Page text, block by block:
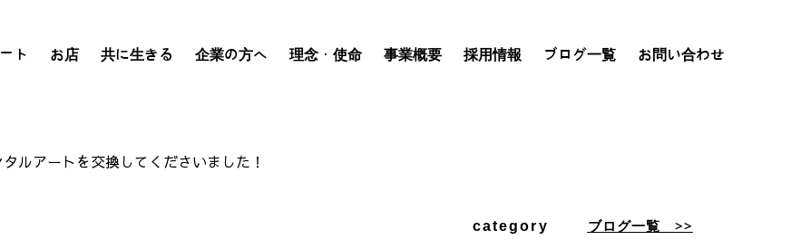
ト お店 共に生きる 企業の方へ 理念・使命 事業概要 採用情報 ブログ一覧 お問い合わせ
ルアートを交換してくださいました！
category ブログ一覧 >>